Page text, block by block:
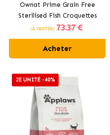
Ownat Prime Grain Free
Sterilised Fish Croquettes
pour Chats Stérilisés
(À PARTIR) 73.37 €
Acheter
2E UNITÉ -40%